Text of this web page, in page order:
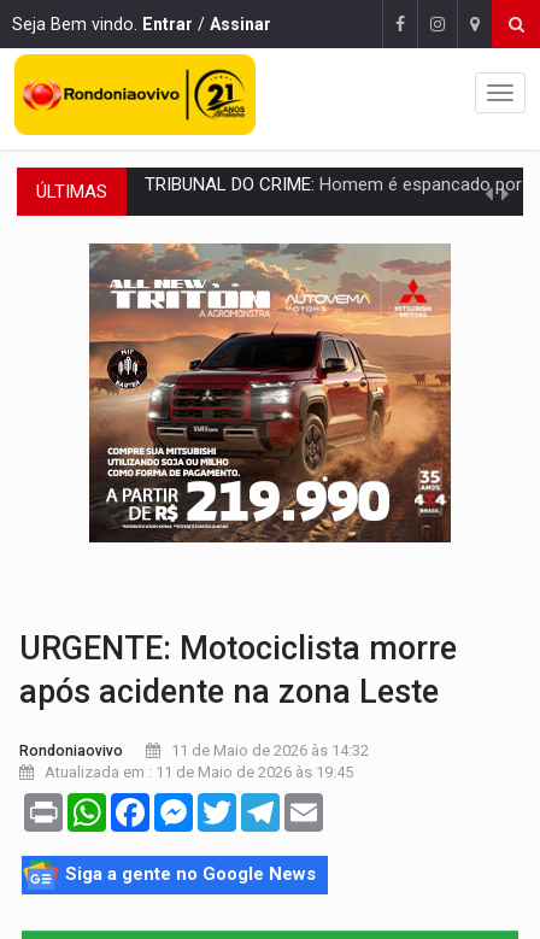
Seja Bem vindo. Entrar / Assinar
ÚLTIMAS VÍDEO:Perseguição é registrada no shopping após colombiana furtar
LUDOPATIA:Apostas online começam a afetar produtividade e rotina
REFLORESTAMENTO:Plantar árvores não será mais suficiente para
OVNIS NA LUA:Cientistas alertam para possível base secreta no satélite
ACABOU COM PEUGEOT:Incêndio destrói carro que era rebocado para oficina
VÍDEO:Ladrão é filmado furtando moto na frente do bar
BOLSAS DE PESQUISA:Iniciativa Amazônia+10 lança chamada para fortalecer
MATERIAL:Brasil tem grandes reservas de urânio, mas produz pouco e
URGENTE: Motociclista morre
após acidente na zona Leste
Rondoniaovivo
11 de Maio de 2026 às 14:32
Atualizada em : 11 de Maio de 2026 às 19:45
Print WhatsAppFacebookMessenger
TwitterTelegram
Siga a gente no Google News